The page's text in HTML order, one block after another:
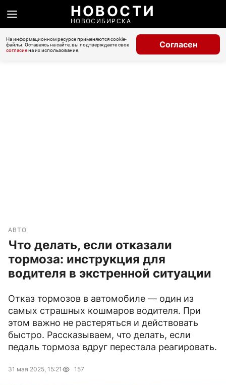
НОВОСТИ
НОВОСИБИРСКА
На информационном ресурсе применяются cookie-
файлы. Оставаясь на сайте, вы подтверждаете свое
согласиена их использование.
Согласен
АВТО
Что делать, если отказали
тормоза: инструкция для
водителя в экстренной ситуации
Отказ тормозов в автомобиле — один из
самых страшных кошмаров водителя. При
этом важно не растеряться и действовать
быстро. Рассказываем, что делать, если
педаль тормоза вдруг перестала реагировать.
31 мая 2025, 15:21 157